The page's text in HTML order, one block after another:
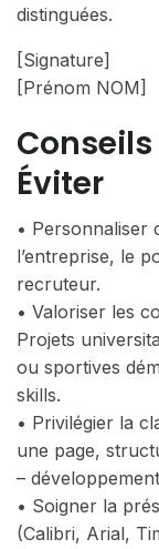
distinguées.
[Signature]
[Prénom NOM]
Conseils
Éviter
• Personnaliser
l’entreprise, le
recruteur.
• Valoriser les
Projets
ou sportives
skills.
• Privilégier la
une page,
–
• Soigner la
(Calibri, Arial,